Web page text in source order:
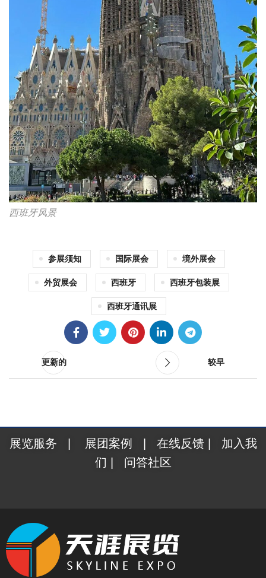
西班牙风景
参展须知 国际展会 境外展会
外贸展会 西班牙 西班牙包装展
西班牙通讯展
更新的 较早
展览服务 展团案例 在线反馈| 加入我
们
问答社区